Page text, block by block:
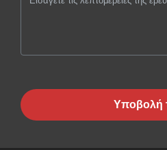
Υποβολή